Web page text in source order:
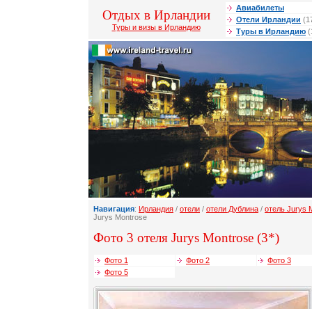
Отдых в Ирландии
Туры и визы в Ирландию
Авиабилеты
Отели Ирландии
Туры в Ирландию
Навигация: Ирландия / отели / отели Дублина / отель Jurys
Jurys Montrose
Фото 3 отеля Jurys Montrose (3*)
Фото 1 Фото 2
Фото 3
Фото 5